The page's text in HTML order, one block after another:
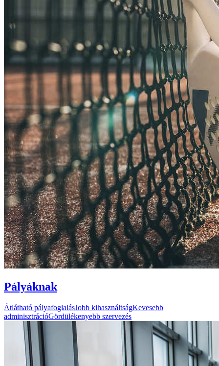
Pályáknak
Átlátható pályafoglalásJobb kihasználtságKevesebb
adminisztrációGördülékenyebb szervezés